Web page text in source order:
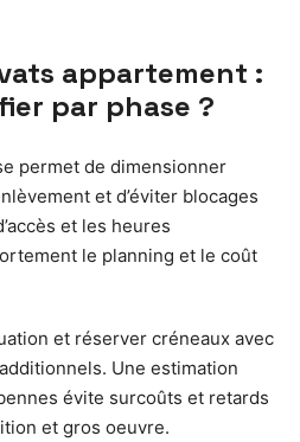
appartement :
par phase ?
permet de dimensionner
et d’éviter blocages
et les heures
le planning et le coût
et réserver créneaux avec
Une estimation
évite surcoûts et retards
et gros oeuvre.